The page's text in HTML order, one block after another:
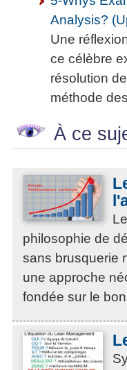
Analysis?
Une
ce célèbre
résolution
méthode
À ce
philosophie de
sans brusquerie
une approche
fondée sur le